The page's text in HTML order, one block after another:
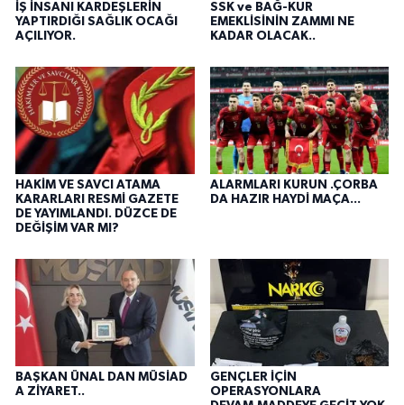
İŞ İNSANI KARDEŞLERİN
YAPTIRDIĞI SAĞLIK OCAĞI
AÇILIYOR.
SSK ve BAĞ-KUR
EMEKLİSİNİN ZAMMI NE
KADAR OLACAK..
HAKİM VE SAVCI ATAMA
KARARLARI RESMİ GAZETE
DE YAYIMLANDI. DÜZCE DE
DEĞİŞİM VAR MI?
ALARMLARI KURUN .ÇORBA
DA HAZIR HAYDİ MAÇA...
BAŞKAN ÜNAL DAN MÜSİAD
A ZİYARET..
GENÇLER İÇİN
OPERASYONLARA